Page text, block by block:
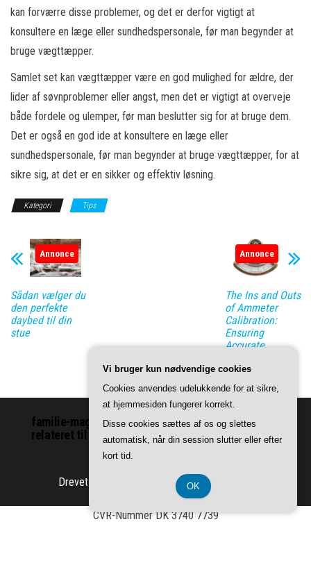
kan forværre disse problemer, og det er derfor vigtigt at
konsultere en læge eller sundhedspersonale, før man begynder at
bruge vægttæpper.
Samlet set kan vægttæpper være en god mulighed for ældre, der
lider af søvnproblemer eller angst, men det er vigtigt at overveje
både fordele og ulemper, før man beslutter sig for at bruge dem.
Det er også en god ide at konsultere en læge eller
sundhedspersonale, før man begynder at bruge vægttæpper, for at
sikre sig, at det er en sikker og effektiv løsning.
Kategori Tips
Annonce
Sådan vælger du
den perfekte
daybed til din
stue
Annonce
The Ins and Outs
of Ammeter
Calibration:
Ensuring
Accurate
Time
familie-magasinet.dk | Vi leverer indhold om ting
relateret til familie.
Drevet af Tema:Envo Magazine
CVR-Nummer DK 3740 7739
Vi bruger kun nødvendige cookies
Cookies anvendes udelukkende for at sikre,
at hjemmesiden fungerer korrekt.
Disse cookies sættes af os og slettes
automatisk, når din session slutter eller efter
kort tid.
OK